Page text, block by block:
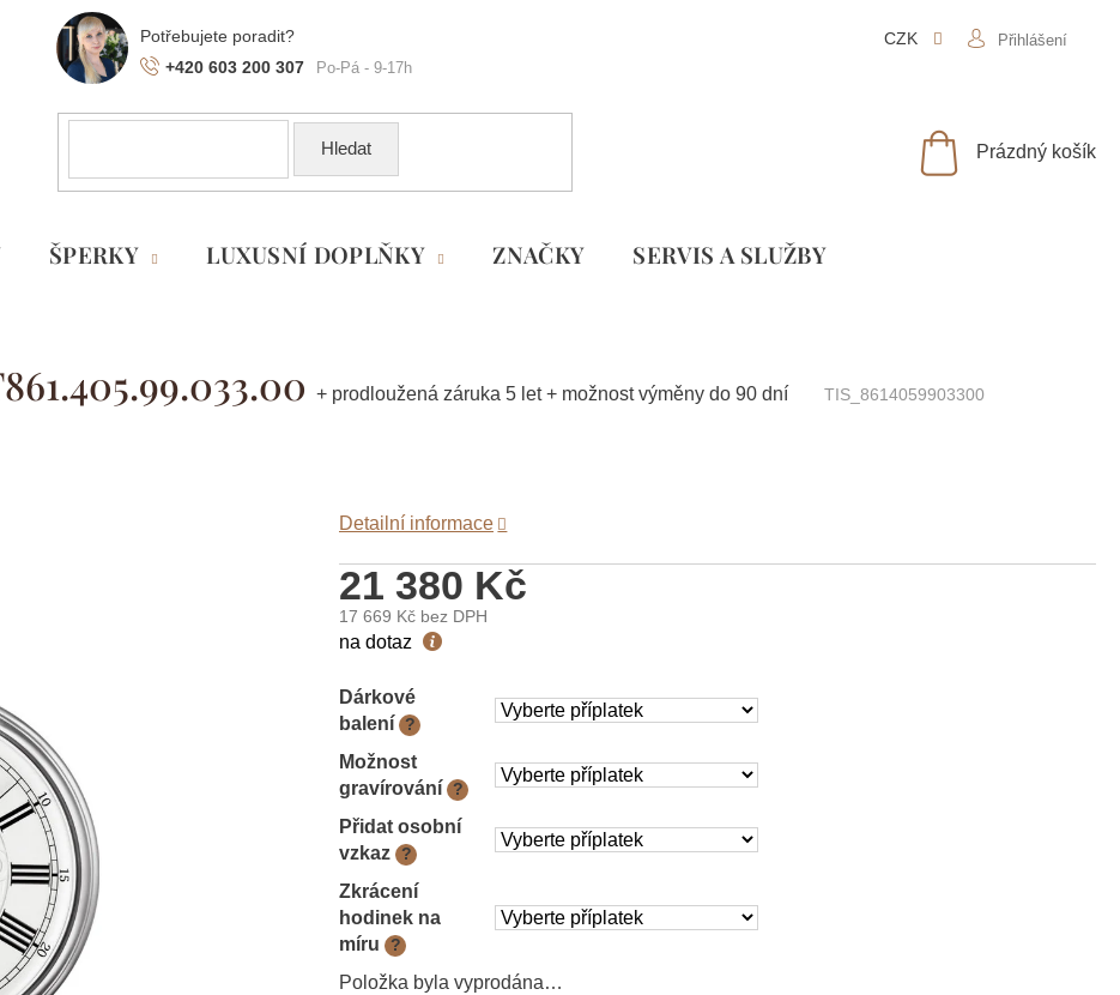
+420 603 200 307
CZK Přihlášení
Hledat
NÁKUPNÍ
Prázdný košík
ŠPERKY LUXUSNÍ DOPLŇKY ZNAČKY SLUŽBY
+ prodloužená záruka 5 let + možnost výměny do 90 dní TIS_8614059903300
21 380 Kč
17 669 Kč bez DPH
Měrná
na dotaz
Dárkové
balení
?
Možnost
gravírování
?
Přidat osobní
vzkaz
?
Zkrácení
hodinek na
míru
?
Položka byla vyprodána…
Detailní informace